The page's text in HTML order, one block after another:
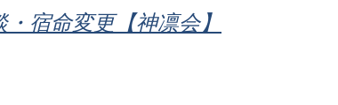
宿命変更【神凛会】